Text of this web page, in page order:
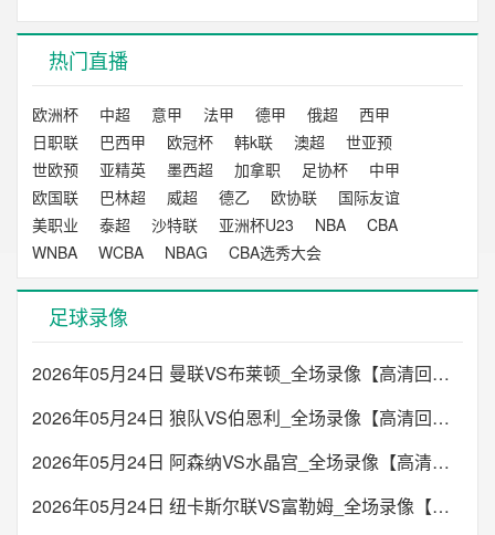
热门直播
欧洲杯 中超 意甲 法甲 德甲 俄超
西甲
日职联
巴西甲 欧冠杯 韩k联 澳超
世亚预
世欧预
亚精英 墨西超 加拿职 足协杯
中甲
欧国联
巴林超 威超 德乙 欧协联
国际友谊
美职业
泰超 沙特联 亚洲杯U23 NBA
CBA
WNBA
WCBA NBAG CBA选秀大会
足球录像
2026年05月24日 曼联VS布莱顿_全场录像【高清回放】
2026年05月24日 狼队VS伯恩利_全场录像【高清回放】
2026年05月24日 阿森纳VS水晶宫_全场录像【高清回放】
2026年05月24日 纽卡斯尔联VS富勒姆_全场录像【高清回放】